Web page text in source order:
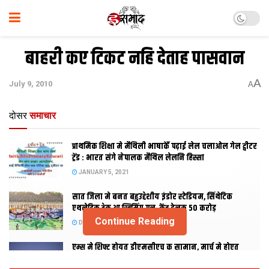
बाहरी कए टिकट नहि देताह पासवान
July 9, 2010 AA
दोसर समाचार
प्राथमिक शि‍क्षा मे मैथि‍ली भाषाकेँ पढ़ाई लेल चलाओल गेल ट्वीटर
ट्रेंड : भारत संगे नेपालक मैथिल लेलनि हिस्सा
JANUARY 5, 2021
सात जिला मे बनत बहुउद्देशीय इंडोर स्‍टेडि‍यम, सिंथेटिक
एथलेटिक ट्रेक आ स्विमिंग पुल, केंद्र देलक 50 करोड़
DECEMBER 26, 2020
एम्स मे शिफ्ट होयत डीएमसीएच क सामान, मार्च मे होएत
Continue Reading